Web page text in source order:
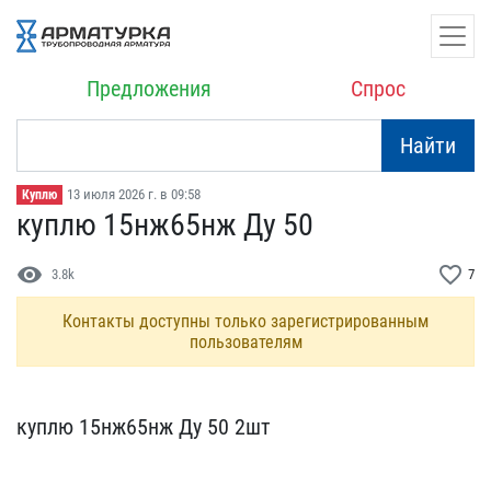
Предложения Спрос
Найти
Куплю 13 июля 2026 г. в 09:58
куплю 15нж65нж Ду 50
visibility 3.8k favorite_border 7
Контакты доступны только зарегистрированным
пользователям
куплю 15нж65нж Ду 50 2шт